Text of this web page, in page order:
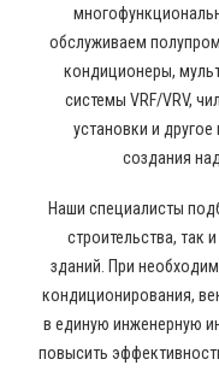
обслуживаем
кондиционеры,
системы VRF/VRV,
установки и
создания
Наши специалисты
строительства, так
зданий. При
кондиционирования,
в единую инженерную
повысить